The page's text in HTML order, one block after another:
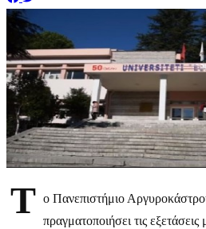
Τ ο Πανεπιστήμιο
πραγματοποιήσει τις